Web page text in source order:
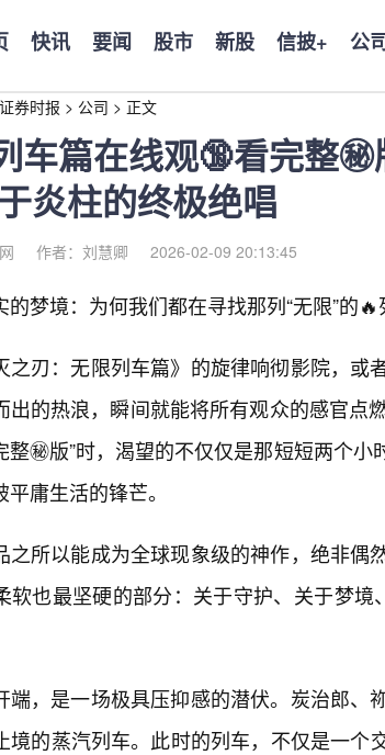
快讯 要闻 股市 新股 信披+ 公
证券时报 > 公司 > 正文
车篇在线观🔞看完整㊙️
炎柱的终极绝唱
作者：刘慧卿 2026-02-09 20:13:45
的梦境：为何我们都在寻找那列“无限”的🔥
之刃：无限列车篇》的旋律响彻影院，或
出的热浪，瞬间就能将所有观众的感官点
整㊙️版”时，渴望的不仅仅是那短短两个
庸生活的锋芒。
之所以能成为全球现象级的神作，绝非偶
软也最坚硬的部分：关于守护、关于梦境
端，是一场极具压抑感的潜伏。炭治郎、
境的蒸汽列车。此时的列车，不仅是一个